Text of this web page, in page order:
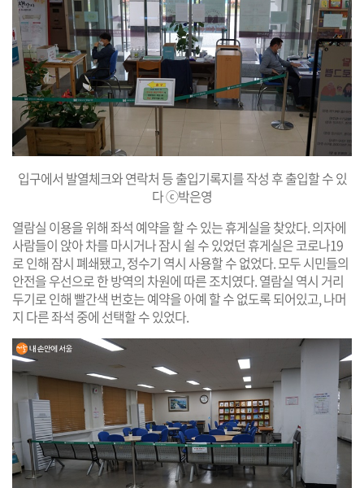
입구에서 발열체크와 연락처 등 출입기록지를 작성 후 출입할 수 있
다 ⓒ박은영
열람실 이용을 위해 좌석 예약을 할 수 있는 휴게실을 찾았다. 의자에
사람들이 앉아 차를 마시거나 잠시 쉴 수 있었던 휴게실은 코로나19
로 인해 잠시 폐쇄됐고, 정수기 역시 사용할 수 없었다. 모두 시민들의
안전을 우선으로 한 방역의 차원에 따른 조치였다. 열람실 역시 거리
두기로 인해 빨간색 번호는 예약을 아예 할 수 없도록 되어있고, 나머
지 다른 좌석 중에 선택할 수 있었다.